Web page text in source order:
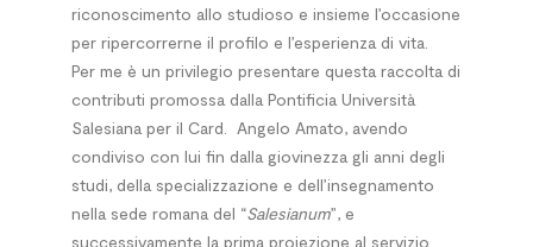
riconoscimento allo studioso e insieme l’occasione
per ripercorrerne il profilo e l’esperienza di vita.
Per me è un privilegio presentare questa raccolta di
contributi promossa dalla Pontificia Università
Salesiana per il Card.
Angelo Amato, avendo
condiviso con lui fin dalla giovinezza gli anni degli
studi, della specializzazione e dell’insegnamento
nella sede romana del “Salesianum”, e
successivamente la prima proiezione al servizio